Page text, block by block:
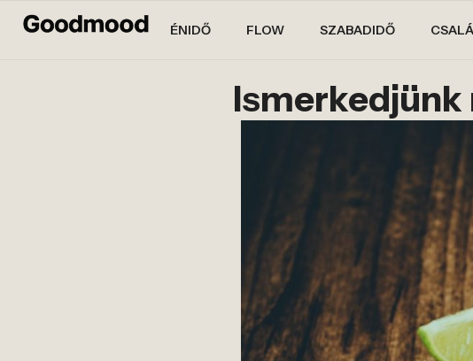
ÉNIDŐ FLOW SZABADIDŐ
Ismerkedjünk